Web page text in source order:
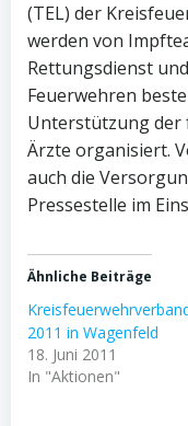
(TEL) der
werden von
Rettungsdienst
Feuerwehren
Unterstützung
Ärzte organisiert.
auch die
Pressestelle im
Ähnliche Beiträge
2011 in Wagenfeld
18. Juni 2011
In "Aktionen"